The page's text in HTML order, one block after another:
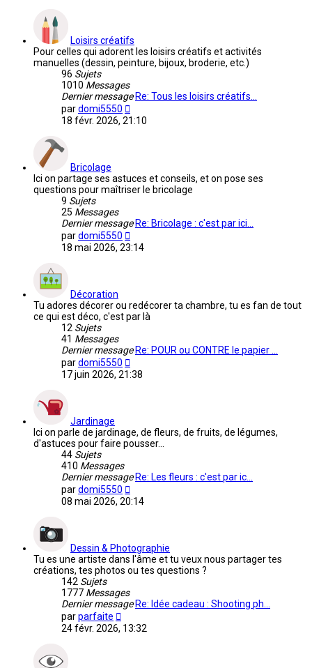
Loisirs créatifs
Pour celles qui adorent les loisirs créatifs et activités
manuelles (dessin, peinture, bijoux, broderie, etc.)
96 Sujets
1010 Messages
Dernier messageRe: Tous les loisirs créatifs…
pardomi5550
le
18 févr. 2026, 21:10
Bricolage
Ici on partage ses astuces et conseils, et on pose ses
questions pour maîtriser le bricolage
9 Sujets
25 Messages
Dernier messageRe: Bricolage : c'est par ici…
pardomi5550
le
18 mai 2026, 23:14
Décoration
Tu adores décorer ou redécorer ta chambre, tu es fan de tout
ce qui est déco, c'est par là
12 Sujets
41 Messages
Dernier messageRe: POUR ou CONTRE le papier …
pardomi5550
le
17 juin 2026, 21:38
Jardinage
Ici on parle de jardinage, de fleurs, de fruits, de légumes,
d'astuces pour faire pousser...
44 Sujets
410 Messages
Dernier messageRe: Les fleurs : c'est par ic…
pardomi5550
le
08 mai 2026, 20:14
Dessin & Photographie
Tu es une artiste dans l'âme et tu veux nous partager tes
créations, tes photos ou tes questions ?
142 Sujets
1777 Messages
Dernier messageRe: Idée cadeau : Shooting ph…
parparfaite
le
24 févr. 2026, 13:32